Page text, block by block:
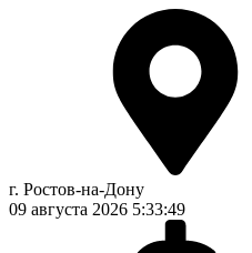
г. Ростов-на-Дону
09 августа 2026 5:33:50